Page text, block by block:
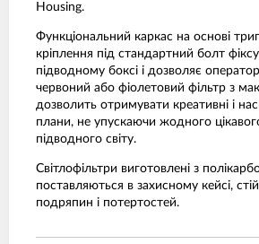
Housing.
Функціональний каркас на основі
кріплення під стандартний болт
підводному боксі і дозволяє
червоний або фіолетовий фільтр з
дозволить отримувати креативні і
плани, не упускаючи жодного
підводного світу.
Світлофільтри виготовлені з
поставляються в захисному кейсі,
подряпин і потертостей.